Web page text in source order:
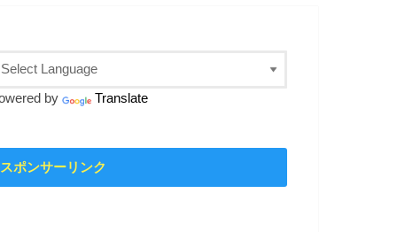
by Translate
スポンサーリンク